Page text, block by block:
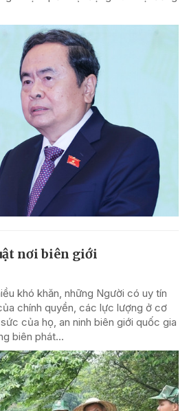
nơi biên giới
khó khăn, những Người có uy tín
chính quyền, các lực lượng ở cơ
của họ, an ninh biên giới quốc gia
biên phát...